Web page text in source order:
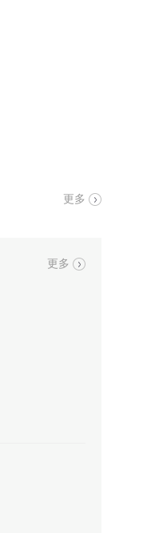
更多
更多